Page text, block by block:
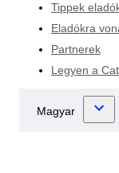
Tippek
Eladókra
Partnerek
Legyen a